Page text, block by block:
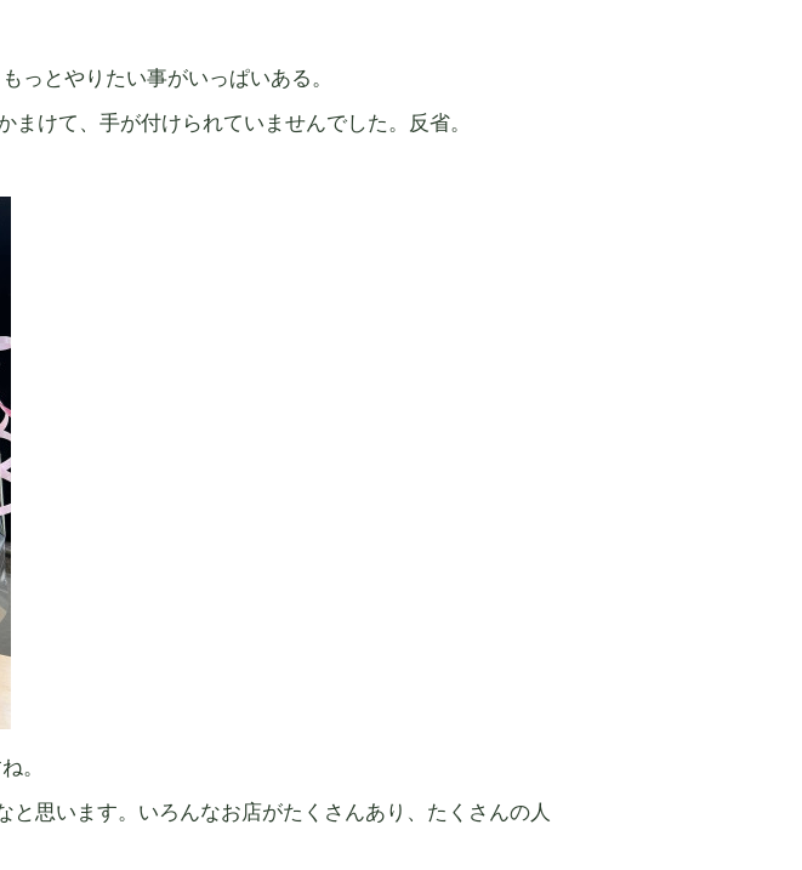
っとやりたい事がいっぱいある。
けて、手が付けられていませんでした。反省。
。
思います。いろんなお店がたくさんあり、たくさんの人